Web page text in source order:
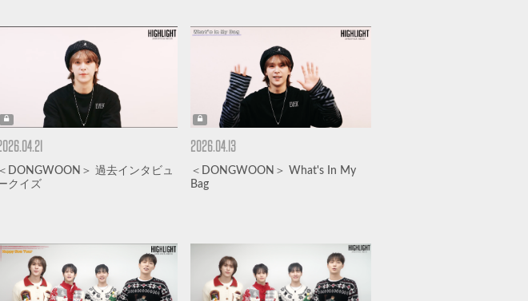
＜DONGWOON＞ 過去インタビュ
クイズ
2026.04.13
＜DONGWOON＞ What's In My
Bag